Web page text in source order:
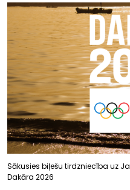
Sākusies biļešu tirdzniecība uz
Dakāra 2026